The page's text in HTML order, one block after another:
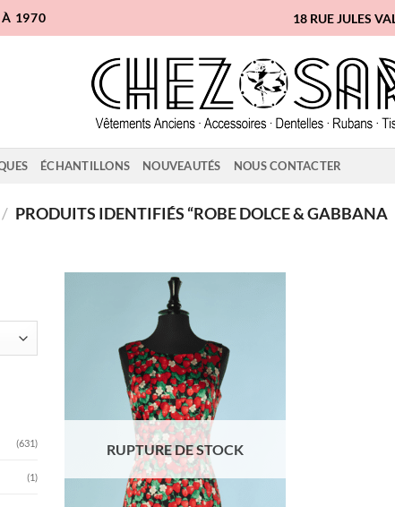
À 1970 18 RUE JULES
ÉCHANTILLONS NOUVEAUTÉS NOUS CONTACTER
/ PRODUITS IDENTIFIÉS “ROBE DOLCE & GABBANA
(631)
(1)
RUPTURE DE STOCK